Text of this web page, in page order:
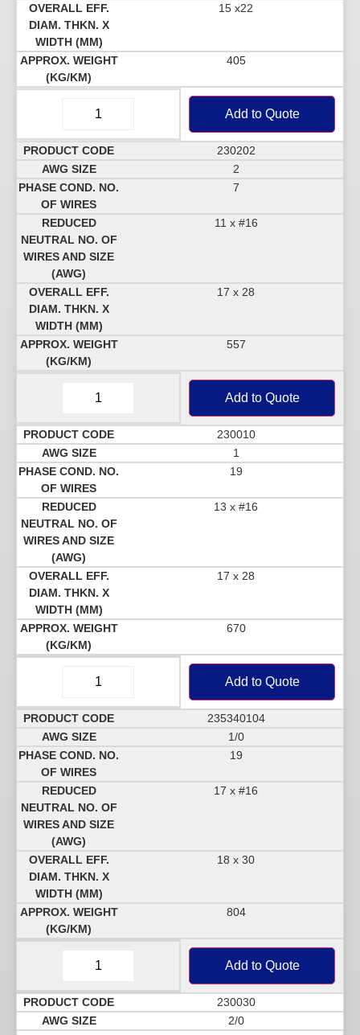
15 x22
405
Add to Quote
230202
2
7
11 x #16
17 x 28
557
Add to Quote
230010
1
19
13 x #16
17 x 28
670
Add to Quote
235340104
1/0
19
17 x #16
18 x 30
804
Add to Quote
230030
2/0